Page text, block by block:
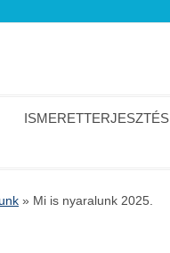
ISMERETTERJESZTÉS
» Mi is nyaralunk 2025.